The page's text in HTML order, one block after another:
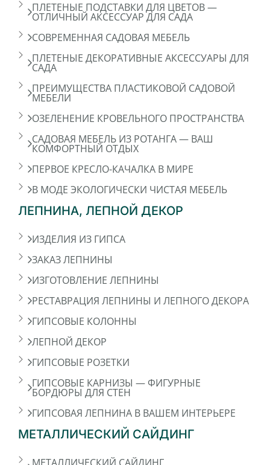
ПЛЕТЕНЫЕ ПОДСТАВКИ ДЛЯ ЦВЕТОВ —
ОТЛИЧНЫЙ АКСЕССУАР ДЛЯ САДА
СОВРЕМЕННАЯ САДОВАЯ МЕБЕЛЬ
ПЛЕТЕНЫЕ ДЕКОРАТИВНЫЕ АКСЕССУАРЫ ДЛЯ
САДА
ПРЕИМУЩЕСТВА ПЛАСТИКОВОЙ САДОВОЙ
МЕБЕЛИ
ОЗЕЛЕНЕНИЕ КРОВЕЛЬНОГО ПРОСТРАНСТВА
САДОВАЯ МЕБЕЛЬ ИЗ РОТАНГА — ВАШ
КОМФОРТНЫЙ ОТДЫХ
ПЕРВОЕ КРЕСЛО-КАЧАЛКА В МИРЕ
В МОДЕ ЭКОЛОГИЧЕСКИ ЧИСТАЯ МЕБЕЛЬ
ЛЕПНИНА, ЛЕПНОЙ ДЕКОР
ИЗДЕЛИЯ ИЗ ГИПСА
ЗАКАЗ ЛЕПНИНЫ
ИЗГОТОВЛЕНИЕ ЛЕПНИНЫ
РЕСТАВРАЦИЯ ЛЕПНИНЫ И ЛЕПНОГО ДЕКОРА
ГИПСОВЫЕ КОЛОННЫ
ЛЕПНОЙ ДЕКОР
ГИПСОВЫЕ РОЗЕТКИ
ГИПСОВЫЕ КАРНИЗЫ — ФИГУРНЫЕ
БОРДЮРЫ ДЛЯ СТЕН
ГИПСОВАЯ ЛЕПНИНА В ВАШЕМ ИНТЕРЬЕРЕ
МЕТАЛЛИЧЕСКИЙ САЙДИНГ